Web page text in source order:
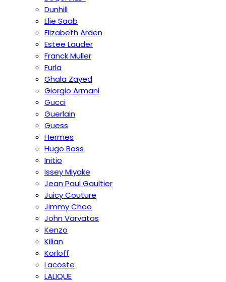
Dunhill
Elie Saab
Elizabeth Arden
Estee Lauder
Franck Muller
Furla
Ghala Zayed
Giorgio Armani
Gucci
Guerlain
Guess
Hermes
Hugo Boss
Initio
Issey Miyake
Jean Paul Gaultier
Juicy Couture
Jimmy Choo
John Varvatos
Kenzo
Kilian
Korloff
Lacoste
LALIQUE